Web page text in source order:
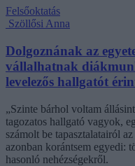
Felsőoktatás
Szöllősi Anna
Dolgoznának az
vállalhatnak
levelezős hallgatót
„Szinte bárhol voltam
tagozatos hallgató vagyok,
számolt be tapasztalatairól
azonban korántsem egyedi:
hasonló nehézségekről.